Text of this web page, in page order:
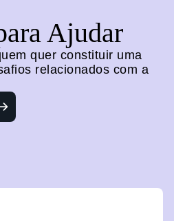
Ajudar
quer constituir uma
relacionados com a